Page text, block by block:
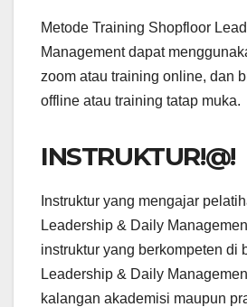
Metode Training Shopfloor
Management dapat
zoom atau training online, dan
offline atau training tatap muka.
INSTRUKTUR!@!
Instruktur yang mengajar
Leadership & Daily
instruktur yang berkompeten di
Leadership & Daily
kalangan akademisi maupun